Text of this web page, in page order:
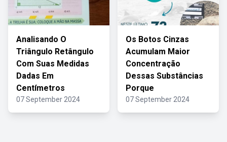
Analisando O
Triângulo Retângulo
Com Suas Medidas
Dadas Em
Centímetros
07 September 2024
Os Botos Cinzas
Acumulam Maior
Concentração
Dessas Substâncias
Porque
07 September 2024